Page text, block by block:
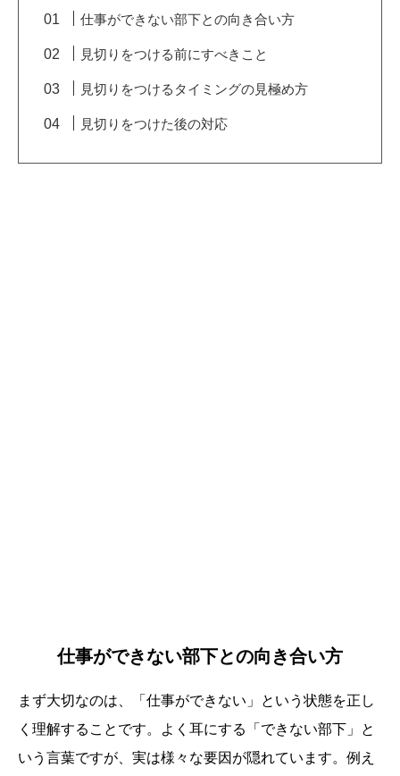
仕事ができない部下との向き合い方
見切りをつける前にすべきこと
見切りをつけるタイミングの見極め方
見切りをつけた後の対応
仕事ができない部下との向き合い方
まず大切なのは、「仕事ができない」という状態を正し
く理解することです。よく耳にする「できない部下」と
いう言葉ですが、実は様々な要因が隠れています。例え